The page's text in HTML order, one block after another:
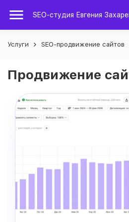
SEO-студия Евгения
Услуги SEO-продвижение сайтов
Продвижение